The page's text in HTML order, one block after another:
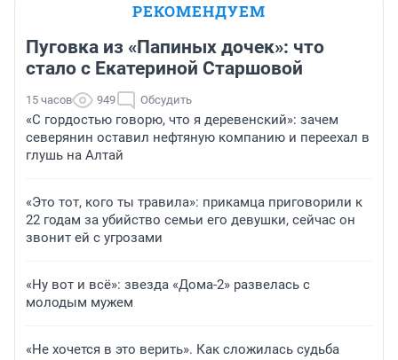
РЕКОМЕНДУЕМ
Пуговка из «Папиных дочек»: что
стало с Екатериной Старшовой
15 часов 949 Обсудить
«С гордостью говорю, что я деревенский»: зачем
северянин оставил нефтяную компанию и переехал в
глушь на Алтай
«Это тот, кого ты травила»: прикамца приговорили к
22 годам за убийство семьи его девушки, сейчас он
звонит ей с угрозами
«Ну вот и всё»: звезда «Дома-2» развелась с
молодым мужем
«Не хочется в это верить». Как сложилась судьба